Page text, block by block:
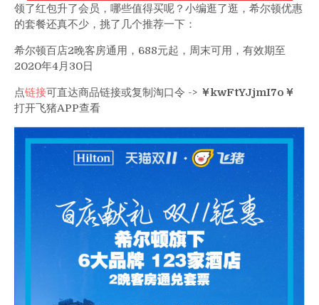
领了红包升了会员，哪些值得买呢？小编逛了逛，希尔顿优惠
的套餐还真不少，挑了几个推荐一下：
希尔顿百店2晚客房通用，688元起，周末可用，有效期至
2020年4月30日
点链接可直达商品链接或复制淘口令 -> ￥kwFtYJjmI7o￥
打开飞猪APP查看